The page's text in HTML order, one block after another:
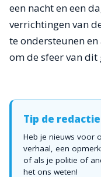
een nacht en een
verrichtingen van
te ondersteunen
om de sfeer van dit
Tip de redactie
Heb je nieuws voor
verhaal, een
of als je politie of
het ons weten!